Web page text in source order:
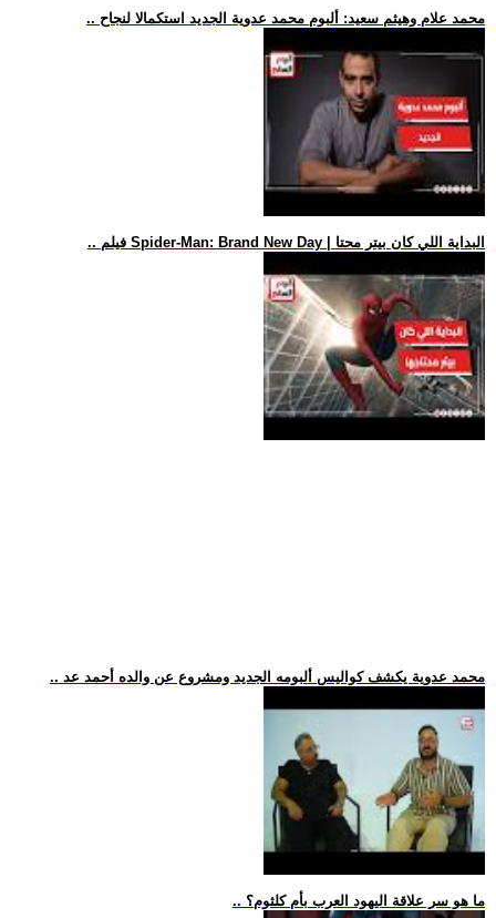
.. محمد علام وهيثم سعيد: ألبوم محمد عدوية الجديد استكمالا لنجاح
.. فيلم Spider-Man: Brand New Day | البداية اللي كان بيتر محتا
.. محمد عدوية يكشف كواليس ألبومه الجديد ومشروع عن والده أحمد عد
.. ما هو سر علاقة اليهود العرب بأم كلثوم؟